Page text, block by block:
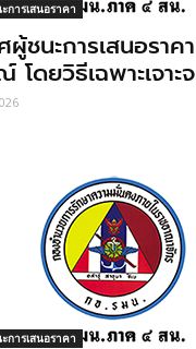
การเสนอราคา
ผู้ชนะการเสนอรา
ดยวิธีเฉพาะเจาะ
การเสนอราคา